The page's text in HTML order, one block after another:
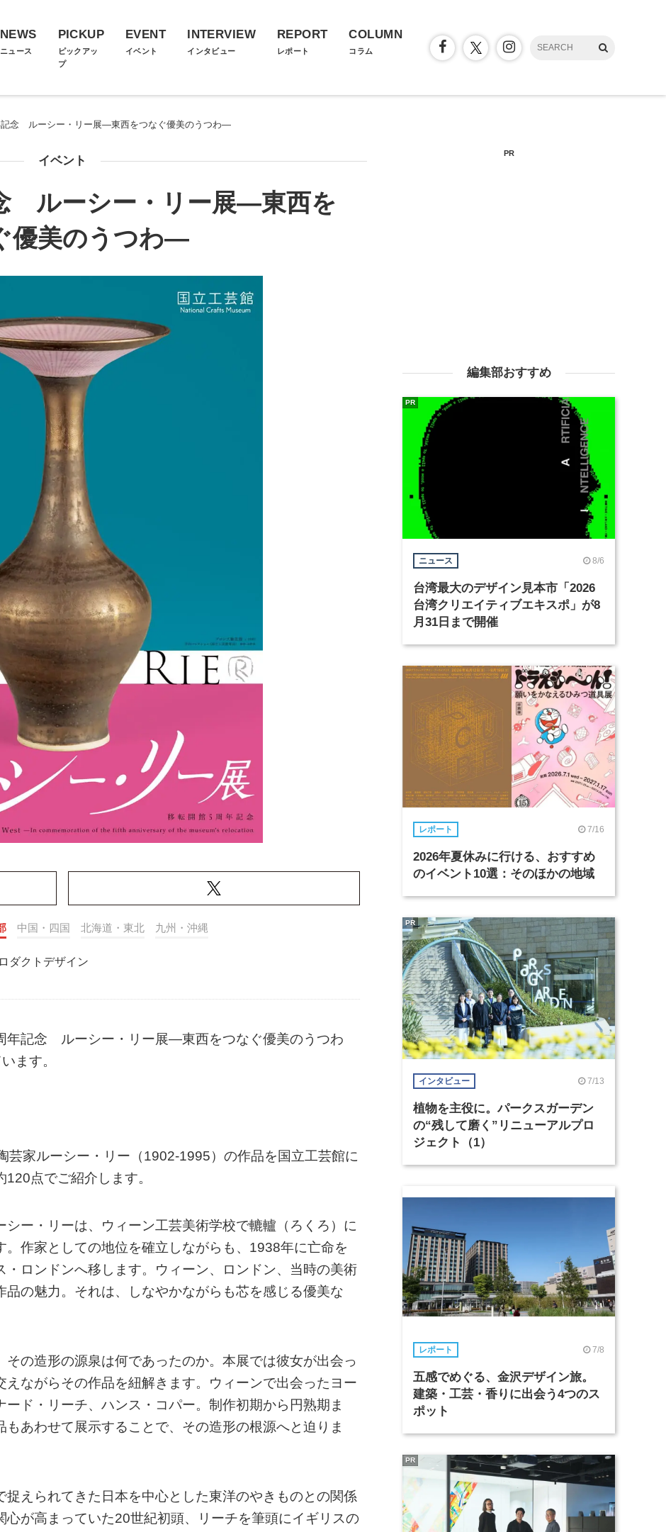
NEWS
ニュース
PICKUP
ピックアッ
プ
EVENT
イベント
INTERVIEW
インタビュー
REPORT
レポート
COLUMN
コラム
記念 ルーシー・リー展―東西をつなぐ優美のうつわ―
イベント
ルーシー・リー展―東西を
優美のうつわ―
中国・四国 北海道・東北 九州・沖縄
ダクトデザイン
年記念 ルーシー・リー展―東西をつなぐ優美のうつわ
ます。
芸家ルーシー・リー（1902-1995）の作品を国立工芸館に
点でご紹介します。
ー・リーは、ウィーン工芸美術学校で轆轤（ろくろ）に
作家としての地位を確立しながらも、1938年に亡命を
ロンドンへ移します。ウィーン、ロンドン、当時の美術
の魅力。それは、しなやかながらも芯を感じる優美な
の造形の源泉は何であったのか。本展では彼女が出会っ
ながらその作品を紐解きます。ウィーンで出会ったヨー
ド・リーチ、ハンス・コパー。制作初期から円熟期ま
あわせて展示することで、その造形の根源へと迫りま
捉えられてきた日本を中心とした東洋のやきものとの関係
が高まっていた20世紀初頭、リーチを筆頭にイギリスの
PR
編集部おすすめ
ニュース 8/6
台湾最大のデザイン見本市「2026
台湾クリエイティブエキスポ」が8
月31日まで開催
PR
レポート 7/16
2026年夏休みに行ける、おすすめ
のイベント10選：そのほかの地域
インタビュー 7/13
植物を主役に。パークスガーデン
の“残して磨く”リニューアルプロ
ジェクト（1）
PR
レポート 7/8
五感でめぐる、金沢デザイン旅。
建築・工芸・香りに出会う4つのス
ポット
PR